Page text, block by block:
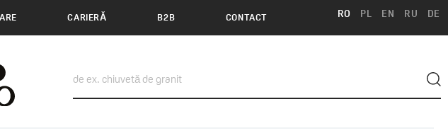
CARIERĂ B2B CONTACT RO PL EN RU DE